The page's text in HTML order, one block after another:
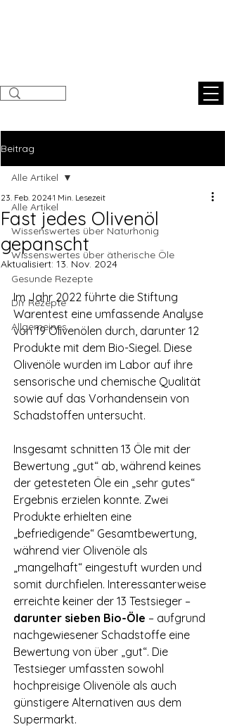
Beitrag
Alle Artikel
Wissenswertes über Naturhonig
Wissenswertes über ätherische Öle
Gesunde Rezepte
DIY Rezepte
Allgemeines
Alle Artikel
Fast jedes Olivenöl
gepanscht
23. Feb. 20241 Min. Lesezeit
Aktualisiert: 13. Nov. 2024
Im Jahr 2022 führte die Stiftung
Warentest eine umfassende Analyse
von 19 Olivenölen durch, darunter 12
Produkte mit dem Bio-Siegel. Diese
Olivenöle wurden im Labor auf ihre
sensorische und chemische Qualität
sowie auf das Vorhandensein von
Schadstoffen untersucht.
Insgesamt schnitten 13 Öle mit der
Bewertung „gut“ ab, während keines
der getesteten Öle ein „sehr gutes“
Ergebnis erzielen konnte. Zwei
Produkte erhielten eine
„befriedigende“ Gesamtbewertung,
während vier Olivenöle als
„mangelhaft“ eingestuft wurden und
somit durchfielen. Interessanterweise
erreichte keiner der 13 Testsieger –
darunter sieben Bio-Öle – aufgrund
nachgewiesener Schadstoffe eine
Bewertung von über „gut“. Die
Testsieger umfassten sowohl
hochpreisige Olivenöle als auch
günstigere Alternativen aus dem
Supermarkt.